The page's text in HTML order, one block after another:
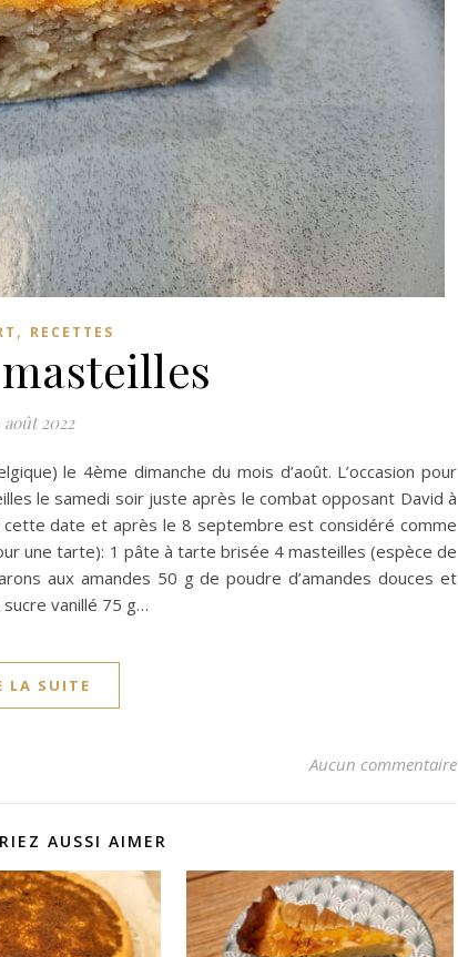
, RECETTES
août 2022
le 4ème dimanche du mois d’août. L’occasion pour
le samedi soir juste après le combat opposant David à
date et après le 8 septembre est considéré comme
une tarte): 1 pâte à tarte brisée 4 masteilles (espèce de
aux amandes 50 g de poudre d’amandes douces et
vanillé 75 g…
LA SUITE
Aucun commentaire
AUSSI AIMER